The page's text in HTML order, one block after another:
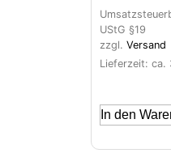
UStG §19
zzgl. Versand
Lieferzeit: ca.
In den